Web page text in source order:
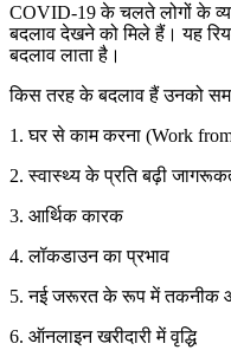
COVID-19 के चलते लोगों के
बदलाव देखने को मिले हैं। यह
बदलाव लाता है।
किस तरह के बदलाव हैं उनको
1. घर से काम करना (Work
2. स्वास्थ्य के प्रति बढ़ी
3. आर्थिक कारक
4. लॉकडाउन का प्रभाव
5. नई जरूरत के रूप में तकनीक और
6. ऑनलाइन खरीदारी में वृद्धि